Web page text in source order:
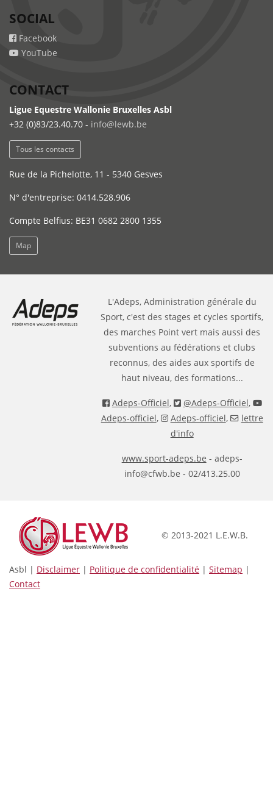
SOCIAL
Facebook
YouTube
CONTACT
Ligue Equestre Wallonie Bruxelles Asbl
+32 (0)83/23.40.70 - info@lewb.be
Tous les contacts
Rue de la Pichelotte, 11 - 5340 Gesves
N° d'entreprise: 0414.528.906
Compte Belfius: BE31 0682 2800 1355
Map
L'Adeps, Administration générale du
Sport, c'est des stages et cycles sportifs,
des marches Point vert mais aussi des
subventions au fédérations et clubs
reconnus, des aides aux sportifs de
haut niveau, des formations...
Adeps-Officiel, @Adeps-Officiel,
Adeps-officiel, Adeps-officiel,
lettre
d'info
www.sport-adeps.be - adeps-
info@cfwb.be - 02/413.25.00
© 2013-2021 L.E.W.B.
Asbl | Disclaimer | Politique de confidentialité | Sitemap |
Contact